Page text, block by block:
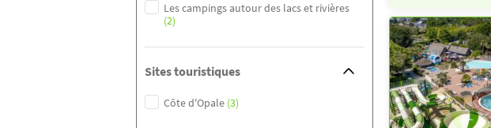
Les campings autour des lacs et rivières
(2)
Sites touristiques
Côte d'Opale (3)